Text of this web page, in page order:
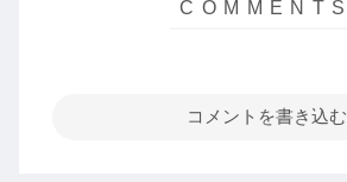
コメントを書き込む